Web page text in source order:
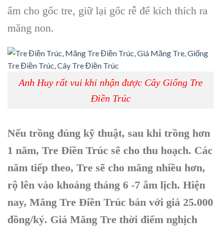
ẩm cho gốc tre, giữ lại gốc rễ để kích thích ra
măng non.
Anh Huy rất vui khi nhận được Cây Giống Tre
Điền Trúc
Nếu trồng đúng kỹ thuật, sau khi trồng hơn
1 năm, Tre Điền Trúc sẽ cho thu hoạch. Các
năm tiếp theo, Tre sẽ cho măng nhiều hơn,
rộ lên vào khoảng tháng 6 -7 âm lịch. Hiện
nay, Măng Tre Điền Trúc bán với giá 25.000
đồng/ký. Giá Măng Tre thời điểm nghịch